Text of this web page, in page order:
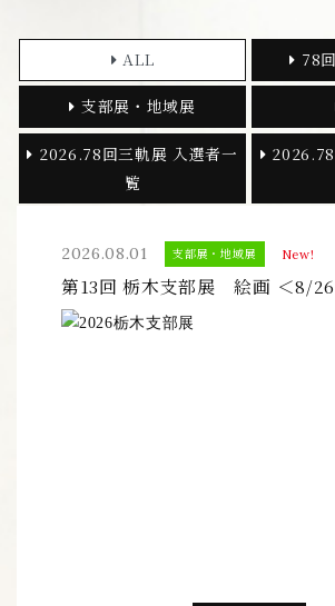
ALL 78
支部展・地域展
2026.78回三軌展 入選者一
覧
2026.08.01 支部展・地域展 New!
第13回 栃木支部展 絵画 ＜8/26